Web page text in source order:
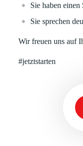
Sie haben
Sie sprechen
Wir freuen uns auf
#jetztstarten